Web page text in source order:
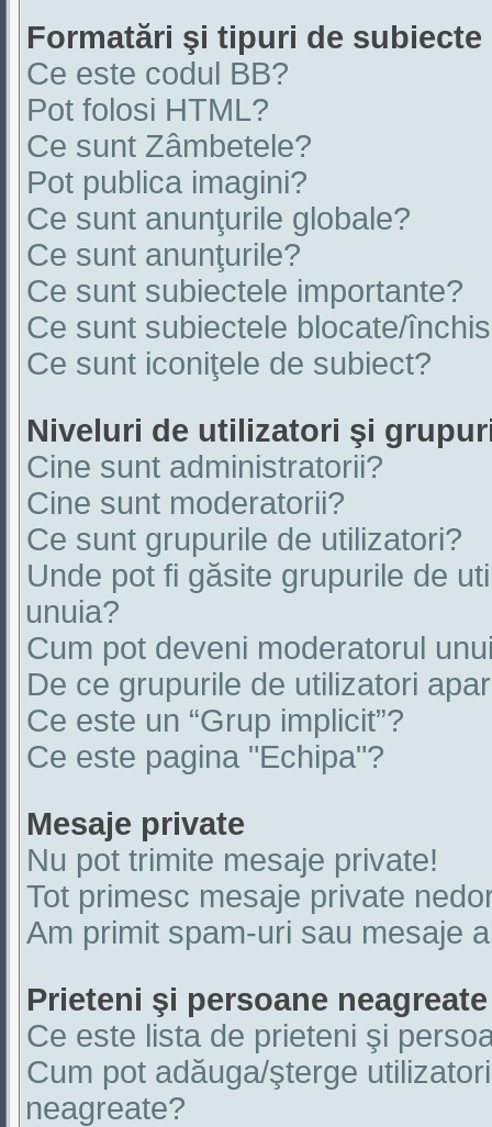
Formatări şi tipuri de subiecte
Ce este codul BB?
Pot folosi HTML?
Ce sunt Zâmbetele?
Pot publica imagini?
Ce sunt anunţurile globale?
Ce sunt anunţurile?
Ce sunt subiectele importante?
Ce sunt subiectele blocate/
Ce sunt iconiţele de subiect?
Niveluri de utilizatori şi
Cine sunt administratorii?
Cine sunt moderatorii?
Ce sunt grupurile de utilizatori?
Unde pot fi găsite grupurile de
unuia?
Cum pot deveni moderatorul
De ce grupurile de utilizatori
Ce este un “Grup implicit”?
Ce este pagina "Echipa"?
Mesaje private
Nu pot trimite mesaje private!
Tot primesc mesaje private
Am primit spam-uri sau mesaje
Prieteni şi persoane neagreate
Ce este lista de prieteni şi
Cum pot adăuga/şterge
neagreate?